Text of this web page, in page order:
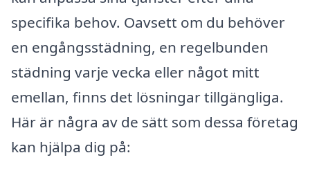
specifika behov. Oavsett om du behöver
en engångsstädning, en regelbunden
städning varje vecka eller något mitt
emellan, finns det lösningar tillgängliga.
Här är några av de sätt som dessa företag
kan hjälpa dig på: